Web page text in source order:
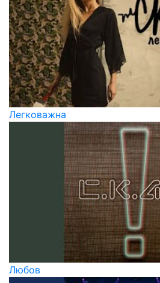
Легковажна
Любов